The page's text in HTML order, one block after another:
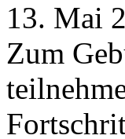
13. Mai
Zum